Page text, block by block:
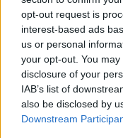
opt-out request is
interest-based ads
us or personal
your opt-out. You
disclosure of your
IAB’s list of
also be disclosed by
Downstream